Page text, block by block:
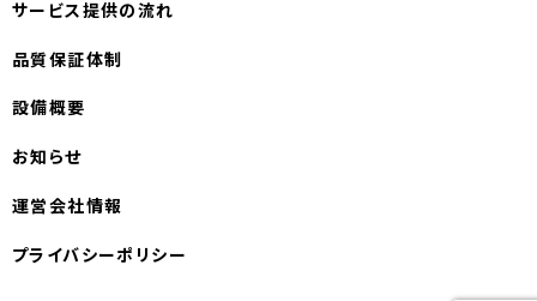
サービス提供の流れ
品質保証体制
設備概要
お知らせ
運営会社情報
プライバシーポリシー